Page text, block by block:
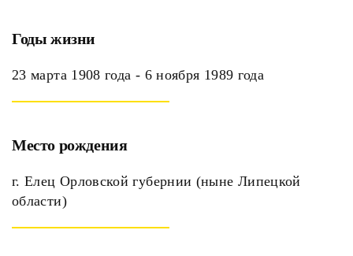
Годы жизни
23 марта 1908 года - 6 ноября 1989 года
Место рождения
г. Елец Орловской губернии (ныне Липецкой
области)